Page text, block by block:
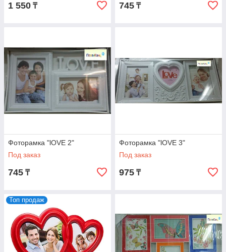
1 550 ₸ 745 ₸
Фоторамка "lOVE 2"
Под заказ
745 ₸
Фоторамка "lOVE 3"
Под заказ
975 ₸
Топ продаж